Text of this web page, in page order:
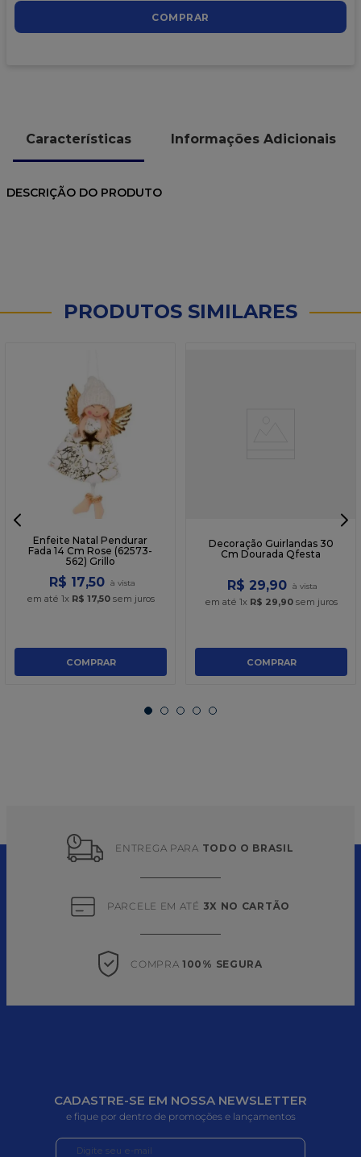
COMPRAR
Características Informações Adicionais
DESCRIÇÃO DO PRODUTO
PRODUTOS SIMILARES
Enfeite Natal Pendurar
Fada 14 Cm Rose (62573-
562) Grillo
R$ 17,50
em até 1x R$ 17,50sem juros
COMPRAR
Decoração Guirlandas 30
Cm Dourada Qfesta
R$ 29,90
em até 1x R$ 29,90sem juros
COMPRAR
ENTREGA PARA TODO O BRASIL
PARCELE EM ATÉ 3X NO CARTÃO
COMPRA 100% SEGURA
CADASTRE-SE EM NOSSA NEWSLETTER
e fique por dentro de promoções e lançamentos